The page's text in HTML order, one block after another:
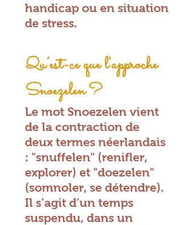
handicap ou en situation
de stress.
Qu’est-ce que l'approche
Snoezelen ?
Le mot Snoezelen vient
de la contraction de
deux termes néerlandais
: "snuffelen" (renifler,
explorer) et "doezelen"
(somnoler, se détendre).
Il s’agit d’un temps
suspendu, dans un